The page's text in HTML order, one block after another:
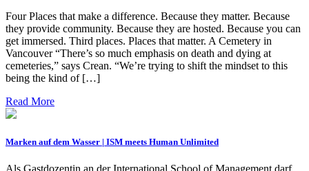
Four Places that make a difference. Because they matter. Because
they provide community. Because they are hosted. Because you can
get immersed. Third places. Places that matter. A Cemetery in
Vancouver “There’s so much emphasis on death and dying at
cemeteries,” says Crean. “We’re trying to shift the mindset to this
being the kind of […]
Read More
Marken auf dem Wasser | ISM meets Human Unlimited